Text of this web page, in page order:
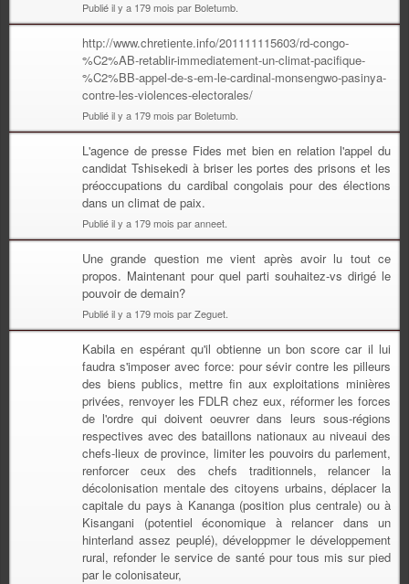
Publié il y a 179 mois par Boletumb.
http://www.chretiente.info/201111115603/rd-congo-
%C2%AB-retablir-immediatement-un-climat-pacifique-
%C2%BB-appel-de-s-em-le-cardinal-monsengwo-pasinya-
contre-les-violences-electorales/
Publié il y a 179 mois par Boletumb.
L'agence de presse Fides met bien en relation l'appel du
candidat Tshisekedi à briser les portes des prisons et les
préoccupations du cardibal congolais pour des élections
dans un climat de paix.
Publié il y a 179 mois par anneet.
Une grande question me vient après avoir lu tout ce
propos. Maintenant pour quel parti souhaitez-vs dirigé le
pouvoir de demain?
Publié il y a 179 mois par Zeguet.
Kabila en espérant qu'il obtienne un bon score car il lui
faudra s'imposer avec force: pour sévir contre les pilleurs
des biens publics, mettre fin aux exploitations minières
privées, renvoyer les FDLR chez eux, réformer les forces
de l'ordre qui doivent oeuvrer dans leurs sous-régions
respectives avec des bataillons nationaux au niveaui des
chefs-lieux de province, limiter les pouvoirs du parlement,
renforcer ceux des chefs traditionnels, relancer la
décolonisation mentale des citoyens urbains, déplacer la
capitale du pays à Kananga (position plus centrale) ou à
Kisangani (potentiel économique à relancer dans un
hinterland assez peuplé), développmer le développement
rural, refonder le service de santé pour tous mis sur pied
par le colonisateur,